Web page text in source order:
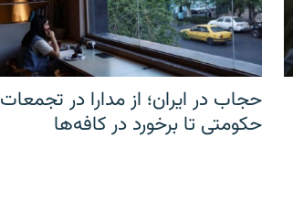
حجاب در ایران؛ از مدارا در تجمعات
حکومتی تا برخورد در کافه‌ها